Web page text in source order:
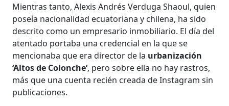
Mientras tanto, Alexis Andrés Verduga Shaoul, quien
poseía nacionalidad ecuatoriana y chilena, ha sido
descrito como un empresario inmobiliario. El día del
atentado portaba una credencial en la que se
mencionaba que era director de la urbanización
‘Altos de Colonche’, pero sobre ella no hay rastros,
más que una cuenta recién creada de Instagram sin
publicaciones.